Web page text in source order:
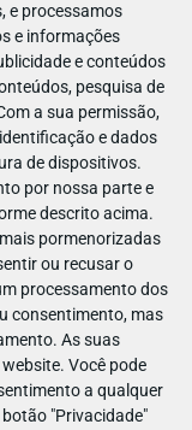
e processamos
e informações
e conteúdos
pesquisa de
a sua permissão,
e dados
de dispositivos.
por nossa parte e
descrito acima.
pormenorizadas
ou recusar o
processamento dos
consentimento, mas
As suas
Você pode
a qualquer
"Privacidade"
mousse de
para essas
Com PINTA. Sim, o
crianças podem
a comida!
zonas distintas. Os
mais
pizzas calzone, o
de PINTA!